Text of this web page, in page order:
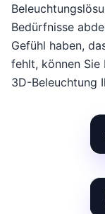
Bedürfnisse
Gefühl haben,
fehlt, können
3D-Beleuchtung